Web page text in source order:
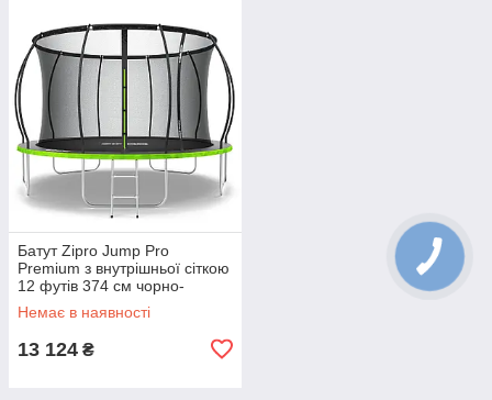
Батут Zipro Jump Pro
Premium з внутрішньої сіткою
12 футів 374 см чорно-
зелений
Немає в наявності
13 124 ₴